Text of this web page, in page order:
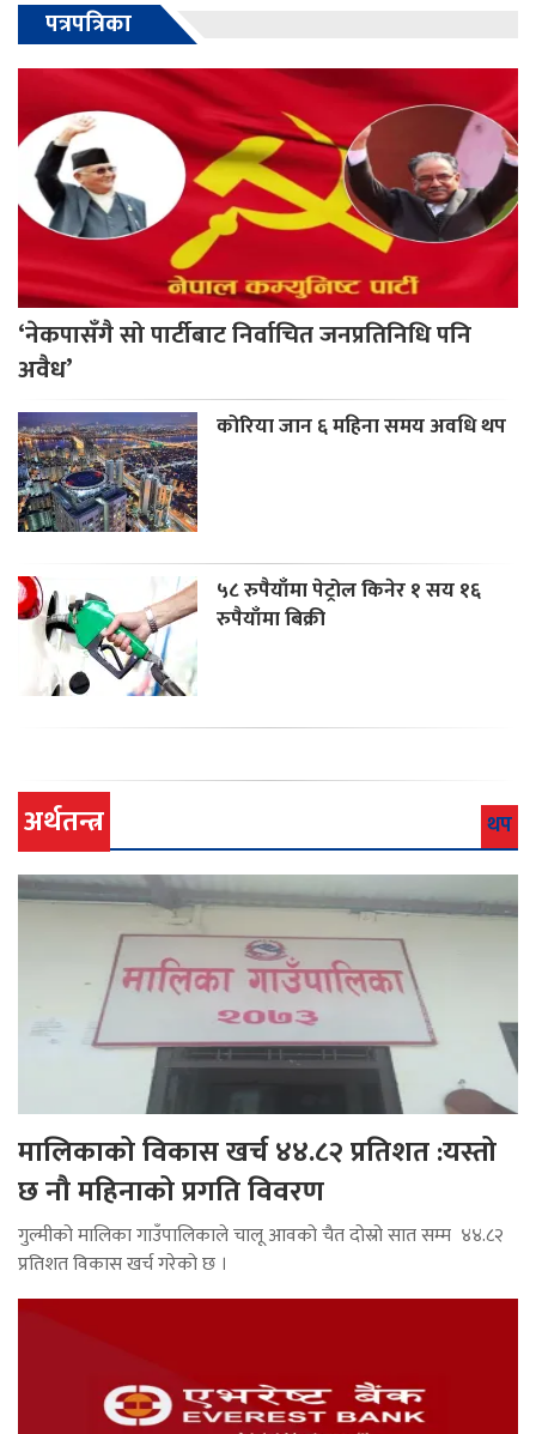
पत्रपत्रिका
‘नेकपासँगै सो पार्टीबाट निर्वाचित जनप्रतिनिधि पनि
अवैध’
कोरिया जान ६ महिना समय अवधि थप
५८ रुपैयाँमा पेट्रोल किनेर १ सय १६
रुपैयाँमा बिक्री
अर्थतन्त्र थप
मालिकाको विकास खर्च ४४.८२ प्रतिशत :यस्तो
छ नौ महिनाको प्रगति विवरण
गुल्मीको मालिका गाउँपालिकाले चालू आवको चैत दोस्रो सात सम्म ४४.८२
प्रतिशत विकास खर्च गरेको छ ।